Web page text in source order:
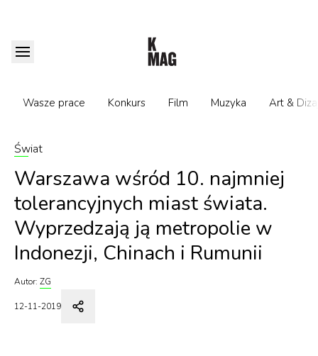
Wasze prace Konkurs Film Muzyka Art &
Świat
Warszawa wśród 10. najmniej
tolerancyjnych miast świata.
Wyprzedzają ją metropolie w
Indonezji, Chinach i Rumunii
Autor: ZG
12-11-2019